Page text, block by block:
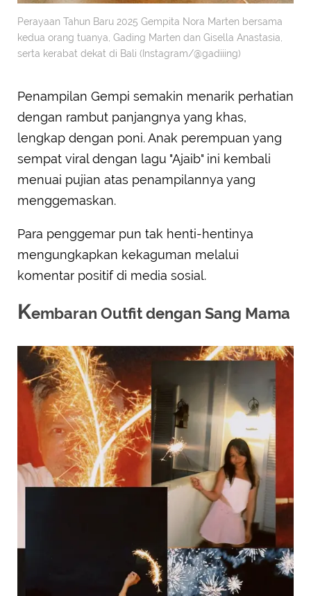
Perayaan Tahun Baru 2025 Gempita Nora Marten bersama
kedua orang tuanya, Gading Marten dan Gisella Anastasia,
serta kerabat dekat di Bali (Instagram/@gadiiing)
Penampilan Gempi semakin menarik perhatian
dengan rambut panjangnya yang khas,
lengkap dengan poni. Anak perempuan yang
sempat viral dengan lagu "Ajaib" ini kembali
menuai pujian atas penampilannya yang
menggemaskan.
Para penggemar pun tak henti-hentinya
mengungkapkan kekaguman melalui
komentar positif di media sosial.
Kembaran Outfit dengan Sang Mama